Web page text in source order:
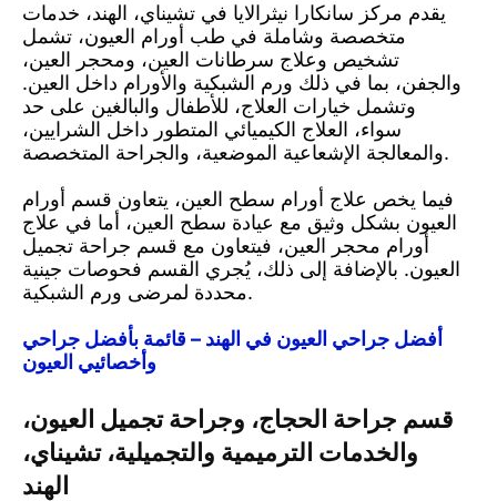
يقدم مركز سانكارا نيثرالايا في تشيناي، الهند، خدمات
متخصصة وشاملة في طب أورام العيون، تشمل
تشخيص وعلاج سرطانات العين، ومحجر العين،
والجفن، بما في ذلك ورم الشبكية والأورام داخل العين.
وتشمل خيارات العلاج، للأطفال والبالغين على حد
سواء، العلاج الكيميائي المتطور داخل الشرايين،
والمعالجة الإشعاعية الموضعية، والجراحة المتخصصة.
فيما يخص علاج أورام سطح العين، يتعاون قسم أورام
العيون بشكل وثيق مع عيادة سطح العين، أما في علاج
أورام محجر العين، فيتعاون مع قسم جراحة تجميل
العيون. بالإضافة إلى ذلك، يُجري القسم فحوصات جينية
محددة لمرضى ورم الشبكية.
أفضل جراحي العيون في الهند – قائمة بأفضل جراحي
وأخصائيي العيون
قسم جراحة الحجاج، وجراحة تجميل العيون،
والخدمات الترميمية والتجميلية، تشيناي،
الهند